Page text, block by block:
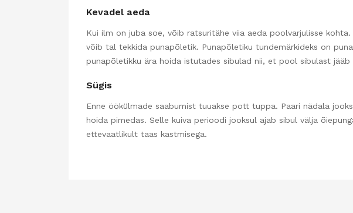
Kevadel aeda
Kui ilm on juba soe, võib ratsuritähe viia aeda poolvarjulisse
võib tal tekkida punapõletik. Punapõletiku tundemärkideks on
punapõletikku ära hoida istutades sibulad nii, et pool sibulast jääb
Sügis
Enne öökülmade saabumist tuuakse pott tuppa. Paari nädala
hoida pimedas. Selle kuiva perioodi jooksul ajab sibul välja
ettevaatlikult taas kastmisega.